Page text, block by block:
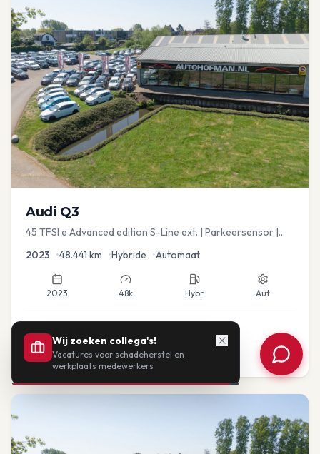
Audi Q3
45 TFSI e Advanced edition S-Line ext. | Parkeersensor |
2023 •48.441 km •Hybride •Automaat
2023 48k Hybr Aut
€33.435
of vanaf: €693/mnd BTW
Wij zoeken collega's!
Vacatures voor schadeherstel en
werkplaats medewerkers